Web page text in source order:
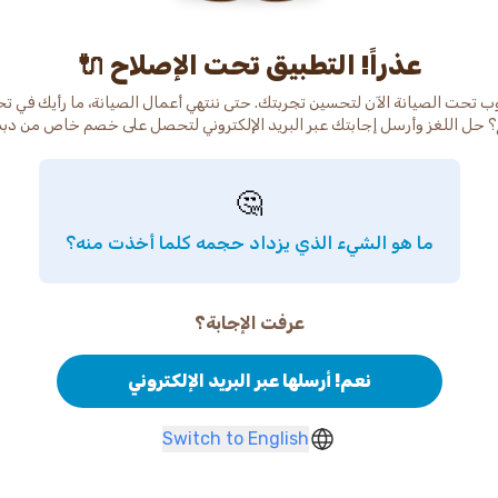
عذراً! التطبيق تحت الإصلاح 🔌
تحت الصيانة الآن لتحسين تجربتك. حتى ننتهي أعمال الصيانة، ما رأيك في
حل اللغز وأرسل إجابتك عبر البريد الإلكتروني لتحصل على خصم خاص من
🤔
ما هو الشيء الذي يزداد حجمه كلما أخذت منه؟
عرفت الإجابة؟
نعم! أرسلها عبر البريد الإلكتروني
Switch to English